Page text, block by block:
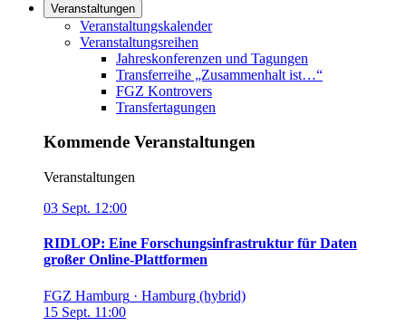
Veranstaltungen
Links in diesem Bereich anzeigen
Veranstaltungskalender
Veranstaltungsreihen
Jahreskonferenzen und Tagungen
Transferreihe „Zusammenhalt ist…“
FGZ Kontrovers
Transfertagungen
Kommende Veranstaltungen
Veranstaltungen
03 Sept. 12:00
RIDLOP: Eine Forschungsinfrastruktur für Daten
großer Online-Plattformen
FGZ Hamburg · Hamburg (hybrid)
15 Sept. 11:00